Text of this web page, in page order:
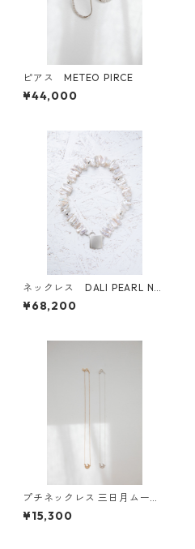
ピアス METEO PIRCE
¥44,000
ネックレス DALI PEARL NE
CKLACE
¥68,200
プチネックレス 三日月ムーン/
GETSUMEN petit necklace m
ikazuki moon
¥15,300